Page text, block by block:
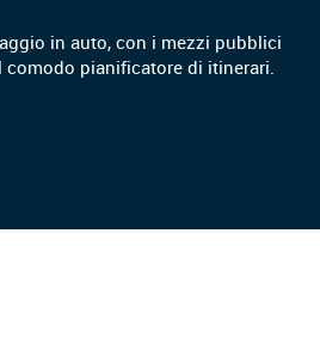
in auto, con i mezzi pubblici
pianificatore di itinerari.